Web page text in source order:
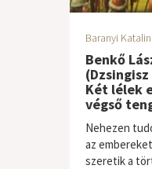
Baranyi Katalin
Benkő
Két lélek
végső
Nehezen
az
szeretik a